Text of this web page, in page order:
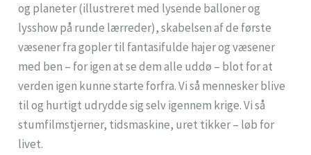
og planeter (illustreret med lysende balloner og
lysshow på runde lærreder), skabelsen af de første
væsener fra gopler til fantasifulde hajer og væsener
med ben – for igen at se dem alle uddø – blot for at
verden igen kunne starte forfra. Vi så mennesker blive
til og hurtigt udrydde sig selv igennem krige. Vi så
stumfilmstjerner, tidsmaskine, uret tikker – løb for
livet.